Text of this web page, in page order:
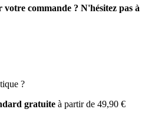
commande ? N'hésitez pas à
?
gratuite à partir de 49,90 €